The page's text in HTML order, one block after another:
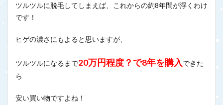
ツルツルに脱毛してしまえば、これからの約8年間が浮くわけ
です！
ヒゲの濃さにもよると思いますが、
ツルツルになるまで20万円程度？で8年を購入できた
ら
安い買い物ですよね！